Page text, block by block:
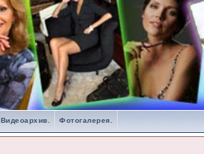
Видеоархив. Фотогалерея.